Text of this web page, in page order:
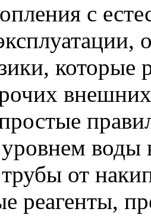
с
которые
воды
от
реагенты,